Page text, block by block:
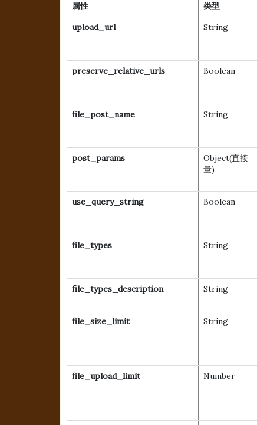
属性 类型
upload_url
String
preserve_relative_urls
Boolean
file_post_name
String
post_params
Object(直接
量)
use_query_string
Boolean
file_types
String
file_types_description
String
file_size_limit
String
file_upload_limit
Number